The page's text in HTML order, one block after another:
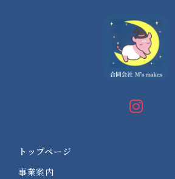
トップページ
事業案内